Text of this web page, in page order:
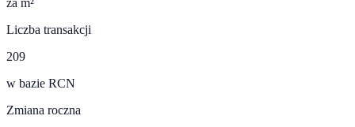
za m²
Liczba transakcji
209
w bazie RCN
Zmiana roczna